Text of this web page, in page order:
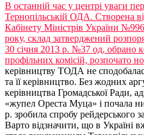
В останній час у центрі уваги
Тернопільській ОДА. Створена
Кабінету Міністрів України
року, склад затверджений
30 січня 2013 р. №37 од, обрано
профільних комісій, розпочато
керівництву ТОДА не
та її керівництво. Без жодних
керівництва Громадської Ради,
«жупел Ореста Муца» і почала
р. зробила спробу рейдерського
Варто відзначити, що в Україні